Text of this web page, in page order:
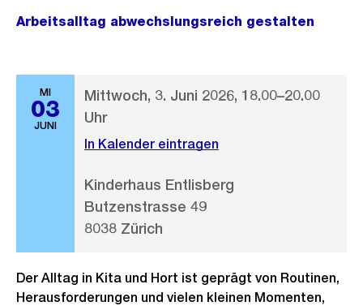
Arbeitsalltag abwechslungsreich gestalten
MI
03
JUNI
Mittwoch, 3. Juni 2026, 18.00–20.00
Uhr
In Kalender eintragen
Kinderhaus Entlisberg
Butzenstrasse 49
8038 Zürich
Der Alltag in Kita und Hort ist geprägt von Routinen,
Herausforderungen und vielen kleinen Momenten,